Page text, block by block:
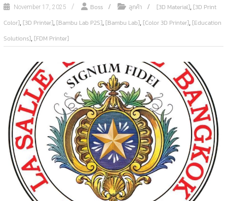
November 17, 2025 Boss ลูกค้า [3D Material],[3D Print
Color],[3D Printer],[Bambu Lab P2S],[Bambu Lab],[Color 3D Printer],[Education
Solutions],[FDM Printer]